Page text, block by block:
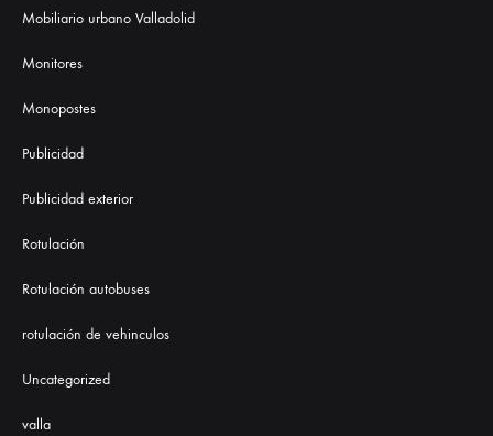
Mobiliario urbano Valladolid
Monitores
Monopostes
Publicidad
Publicidad exterior
Rotulación
Rotulación autobuses
rotulación de vehinculos
Uncategorized
valla